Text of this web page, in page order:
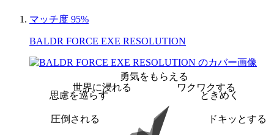
マッチ度 95%
BALDR FORCE EXE RESOLUTION
勇気をもらえる
ワクワクする
ときめく
ドキッとする
圧倒される
思慮を巡らす
世界に浸れる